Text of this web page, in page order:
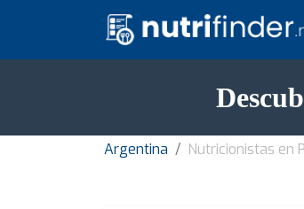
Argentina Nutricionistas en